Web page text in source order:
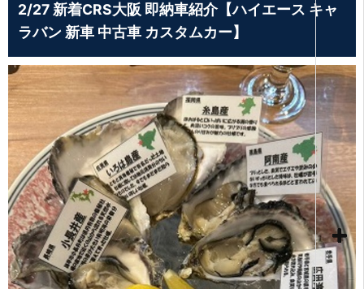
2/27 新着CRS大阪 即納車紹介【ハイエース キャ
ラバン 新車 中古車 カスタムカー】